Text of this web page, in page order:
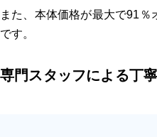
また、本体価格が最大で91％
です。
専門スタッフによる丁